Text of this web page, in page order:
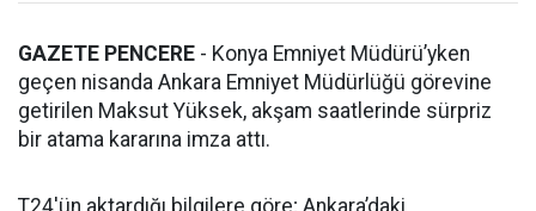
GAZETE PENCERE - Konya Emniyet Müdürü’yken
geçen nisanda Ankara Emniyet Müdürlüğü görevine
getirilen Maksut Yüksek, akşam saatlerinde sürpriz
bir atama kararına imza attı.